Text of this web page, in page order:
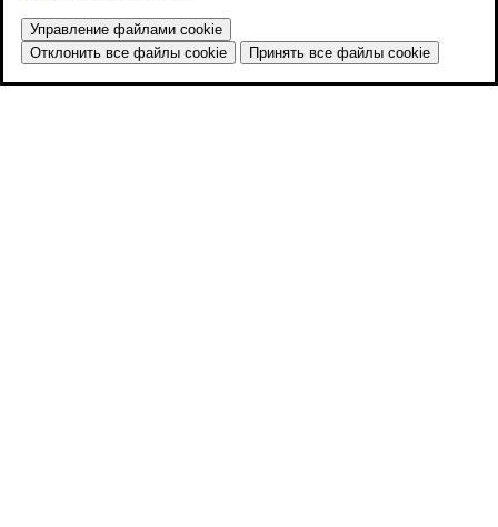
Управление файлами cookie
Отклонить все файлы cookie
Принять все файлы cookie